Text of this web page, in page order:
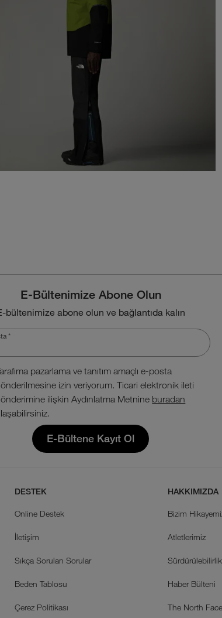
E-Bültenimize Abone Olun
bültenimize abone olun ve bağlantıda kalın
*
pazarlama ve tanıtım amaçlı e-posta
izin veriyorum. Ticari elektronik ileti
ilişkin Aydınlatma Metnine buradan
E-Bültene Kayıt Ol
DESTEK
Online Destek
İletişim
Sıkça Sorulan Sorular
Beden Tablosu
Çerez Politikası
HAKKIMIZDA
Bizim
Atletlerimiz
Sürdürülebilirlik
Haber Bülteni
The North